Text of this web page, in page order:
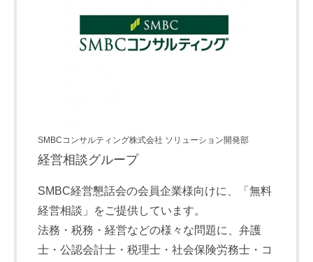
SMBCコンサルティング株式会社 ソリューション開発部
経営相談グループ
SMBC経営懇話会の会員企業様向けに、「無料
経営相談」をご提供しています。
法務・税務・経営などの様々な問題に、弁護
士・公認会計士・税理士・社会保険労務士・コ